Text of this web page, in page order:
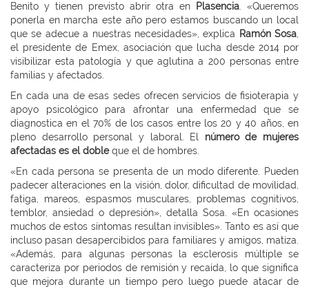
Benito y tienen previsto abrir otra en
Plasencia . «Queremos
ponerla en marcha este año pero estamos buscando un local
que se adecue a nuestras necesidades», explica Ramón Sosa
el presidente de Emex, asociación que lucha desde 2014 por
visibilizar esta patología y que aglutina a 200 personas entre
familias y afectados.
En cada una de esas sedes ofrecen servicios de fisioterapia y
apoyo psicológico para afrontar una enfermedad que se
diagnostica en el 70% de los casos entre los 20 y 40 años, en
pleno desarrollo personal y laboral. El número de mujeres
afectadas es el dobleque el de hombres.
«En cada persona se presenta de un modo diferente. Pueden
padecer alteraciones en la visión, dolor, dificultad de movilidad,
fatiga, mareos, espasmos musculares, problemas cognitivos,
temblor, ansiedad o depresión», detalla Sosa. «En ocasiones
muchos de estos síntomas resultan invisibles». Tanto es así que
incluso pasan desapercibidos para familiares y amigos, matiza.
«Además, para algunas personas la esclerosis múltiple se
caracteriza por periodos de remisión y recaída, lo que significa
que mejora durante un tiempo pero luego puede atacar de